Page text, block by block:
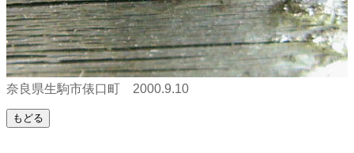
奈良県生駒市俵口町 2000.9.10